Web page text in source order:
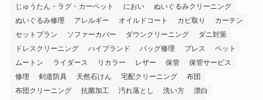
じゅうたん・ラグ・カーペット
におい
ぬいぐるみクリーニング
ぬいぐるみ修理
アレルギー オイルドコート カビ取り
カーテン
セットプラン
ソファーカバー ダウンクリーニング
ダニ対策
ドレスクリーニング
ハイブランド バッグ修理 プレス
ペット
ムートン
ライダース リカラー レザー 保管
保管サービス
修理
剣道防具 天然石けん 宅配クリーニング
布団
布団クリーニング
抗菌加工 汚れ落とし 洗い方
漂白